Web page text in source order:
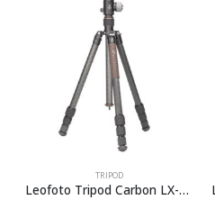
TRIPOD
Leofoto Tripod Carbon LX-254CT +XB32